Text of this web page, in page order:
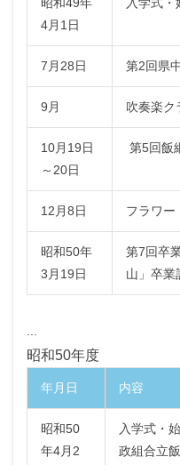
4月1日
7月28日 第2回県
9月 吹奏楽ク
10月19日
～20日
第5回飯
12月8日 フラワー
昭和50年
3月19日
第7回卒
山」卒業
昭和50年度
年月日 内容
昭和50
年4月2
入学式・
政組合立